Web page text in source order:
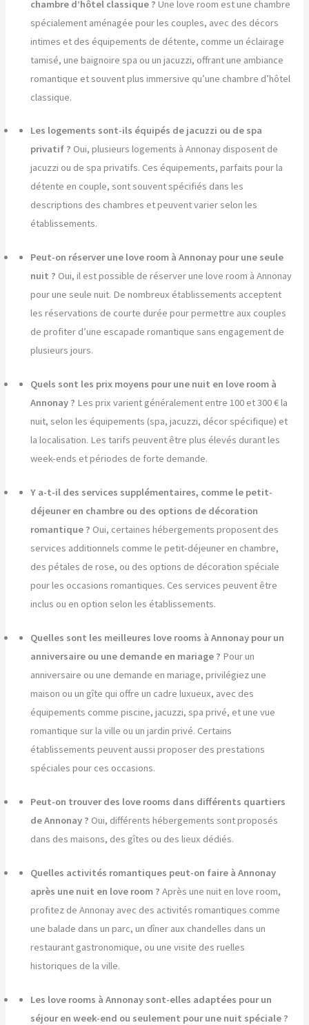
chambre d’hôtel classique ? Une love room est une chambre
spécialement aménagée pour les couples, avec des décors
intimes et des équipements de détente, comme un éclairage
tamisé, une baignoire spa ou un jacuzzi, offrant une ambiance
romantique et souvent plus immersive qu’une chambre d’hôtel
classique.
Les logements sont-ils équipés de jacuzzi ou de spa
privatif ? Oui, plusieurs logements à Annonay disposent de
jacuzzi ou de spa privatifs. Ces équipements, parfaits pour la
détente en couple, sont souvent spécifiés dans les
descriptions des chambres et peuvent varier selon les
établissements.
Peut-on réserver une love room à Annonay pour une seule
nuit ? Oui, il est possible de réserver une love room à Annonay
pour une seule nuit. De nombreux établissements acceptent
les réservations de courte durée pour permettre aux couples
de profiter d’une escapade romantique sans engagement de
plusieurs jours.
Quels sont les prix moyens pour une nuit en love room à
Annonay ? Les prix varient généralement entre 100 et 300 € la
nuit, selon les équipements (spa, jacuzzi, décor spécifique) et
la localisation. Les tarifs peuvent être plus élevés durant les
week-ends et périodes de forte demande.
Y a-t-il des services supplémentaires, comme le petit-
déjeuner en chambre ou des options de décoration
romantique ? Oui, certaines hébergements proposent des
services additionnels comme le petit-déjeuner en chambre,
des pétales de rose, ou des options de décoration spéciale
pour les occasions romantiques. Ces services peuvent être
inclus ou en option selon les établissements.
Quelles sont les meilleures love rooms à Annonay pour un
anniversaire ou une demande en mariage ? Pour un
anniversaire ou une demande en mariage, privilégiez une
maison ou un gîte qui offre un cadre luxueux, avec des
équipements comme piscine, jacuzzi, spa privé, et une vue
romantique sur la ville ou un jardin privé. Certains
établissements peuvent aussi proposer des prestations
spéciales pour ces occasions.
Peut-on trouver des love rooms dans différents quartiers
de Annonay ? Oui, différents hébergements sont proposés
dans des maisons, des gîtes ou des lieux dédiés.
Quelles activités romantiques peut-on faire à Annonay
après une nuit en love room ? Après une nuit en love room,
profitez de Annonay avec des activités romantiques comme
une balade dans un parc, un dîner aux chandelles dans un
restaurant gastronomique, ou une visite des ruelles
historiques de la ville.
Les love rooms à Annonay sont-elles adaptées pour un
séjour en week-end ou seulement pour une nuit spéciale ?